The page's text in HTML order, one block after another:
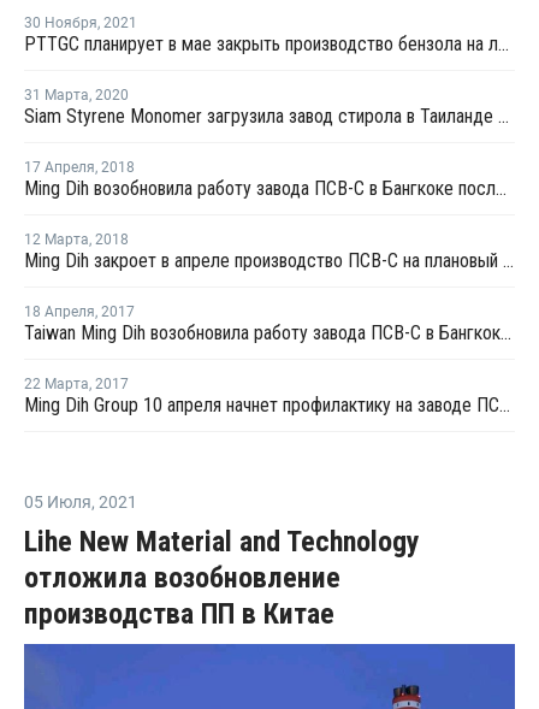
30 Ноября, 2021
PTTGC планирует в мае закрыть производство бензола на линии №1 в Таиланде
31 Марта, 2020
Siam Styrene Monomer загрузила завод стирола в Таиланде на полную мощность после перезапуска
17 Апреля, 2018
Ming Dih возобновила работу завода ПСВ-С в Бангкоке после ремонта
12 Марта, 2018
Ming Dih закроет в апреле производство ПСВ-С на плановый ремонт
18 Апреля, 2017
Taiwan Ming Dih возобновила работу завода ПСВ-С в Бангкоке после профилактики
22 Марта, 2017
Ming Dih Group 10 апреля начнет профилактику на заводе ПСВ-С в Бангкоке
05 Июля, 2021
Lihe New Material and Technology
отложила возобновление
производства ПП в Китае